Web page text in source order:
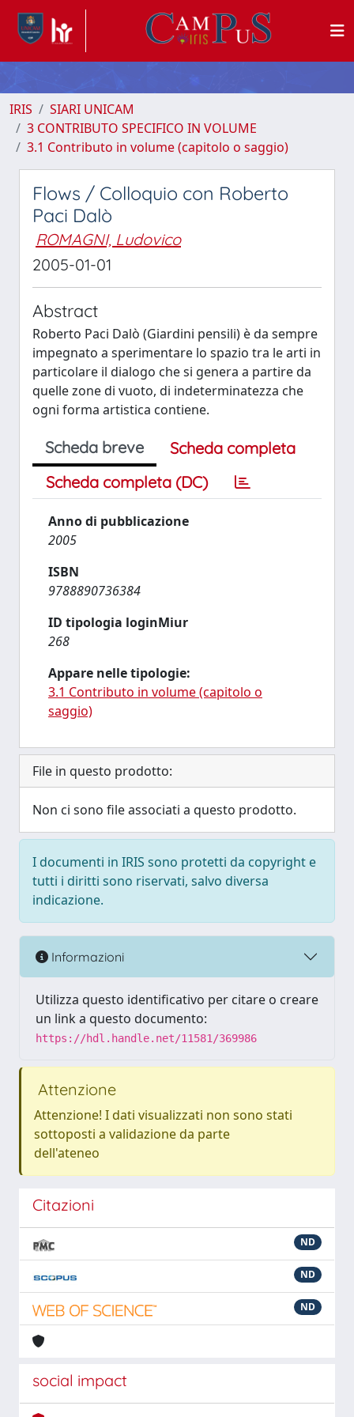
IRIS
SIARI UNICAM
3 CONTRIBUTO SPECIFICO IN VOLUME
3.1 Contributo in volume (capitolo o saggio)
Flows / Colloquio con Roberto
Paci Dalò
ROMAGNI, Ludovico
2005-01-01
Abstract
Roberto Paci Dalò (Giardini pensili) è da sempre
impegnato a sperimentare lo spazio tra le arti in
particolare il dialogo che si genera a partire da
quelle zone di vuoto, di indeterminatezza che
ogni forma artistica contiene.
Scheda breve
Scheda completa
Scheda completa (DC)
Anno di pubblicazione
2005
ISBN
9788890736384
ID tipologia loginMiur
268
Appare nelle tipologie:
3.1 Contributo in volume (capitolo o
saggio)
File in questo prodotto:
Non ci sono file associati a questo prodotto.
I documenti in IRIS sono protetti da copyright e
tutti i diritti sono riservati, salvo diversa
indicazione.
Informazioni
Utilizza questo identificativo per citare o creare
un link a questo documento:
https://hdl.handle.net/11581/369986
Attenzione
Attenzione! I dati visualizzati non sono stati
sottoposti a validazione da parte
dell'ateneo
Citazioni
ND
ND
ND
social impact